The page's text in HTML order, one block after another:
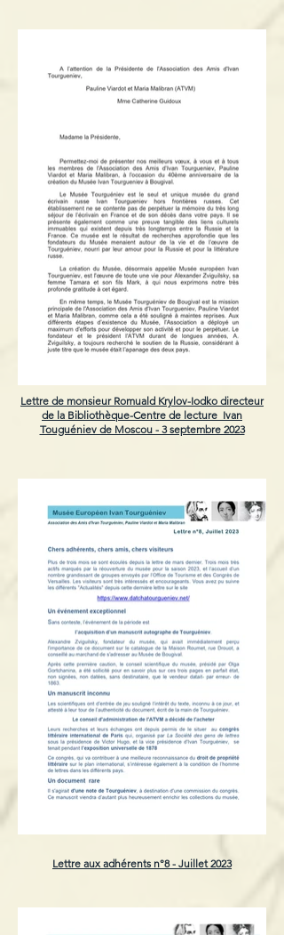
Lettre de monsieur Romuald Krylov-Iodko directeur
de la Bibliothèque-Centre de lecture Ivan
Touguéniev de Moscou - 3 septembre 2023
Lettre aux adhérents n°8 - Juillet 2023